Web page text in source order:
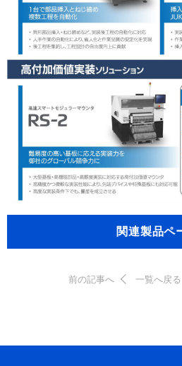
関連製品ペ
前の記事へ 一覧へ戻る